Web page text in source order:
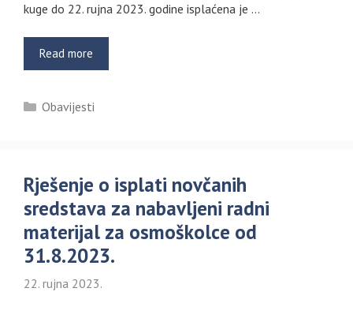
kuge do 22. rujna 2023. godine isplaćena je …
Read more
Kategorije
Obavijesti
Rješenje o isplati novčanih
sredstava za nabavljeni radni
materijal za osmoškolce od
31.8.2023.
22. rujna 2023.